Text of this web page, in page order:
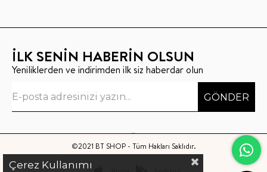
İLK SENİN HABERİN OLSUN
Yeniliklerden ve indirimden ilk siz haberdar olun
GÖNDER
©2021 BT SHOP - Tüm Hakları Saklıdır.
Çerez Kullanımı